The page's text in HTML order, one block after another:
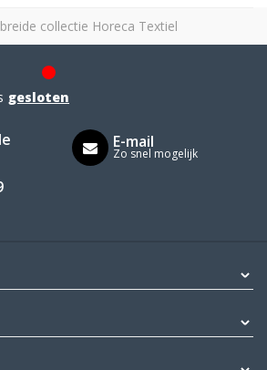
collectie Horeca Textiel
gesloten
E-mail
Zo snel mogelijk